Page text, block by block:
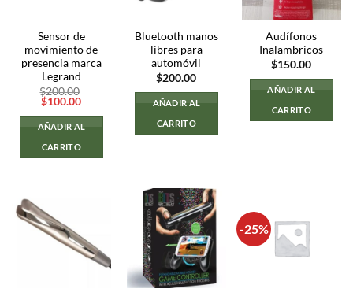
Sensor de
movimiento de
presencia marca
Legrand
$200.00
El
original
era:
$200.00.
$100.00El
actual
es:
AÑADIR AL
CARRITO
Bluetooth manos
libres para
automóvil
$200.00
AÑADIR AL
CARRITO
Audífonos
Inalambricos
$150.00
AÑADIR AL
CARRITO
-25%